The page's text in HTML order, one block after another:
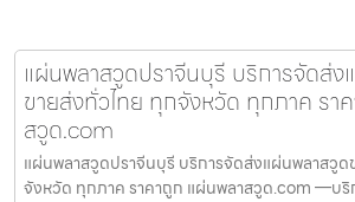
แผ่นพลาสวูดปราจีนบุรี บริการจัดส่ง
ขายส่งทั่วไทย ทุกจังหวัด ทุกภาค รา
สวูด.com
แผ่นพลาสวูดปราจีนบุรี บริการจัดส่งแผ่นพลาสวูด
จังหวัด ทุกภาค ราคาถูก แผ่นพลาสวูด.com —บริ